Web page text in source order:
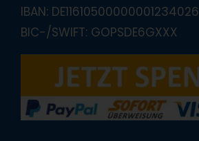
IBAN: DE11610500000001234026
BIC-/SWIFT: GOPSDE6GXXX